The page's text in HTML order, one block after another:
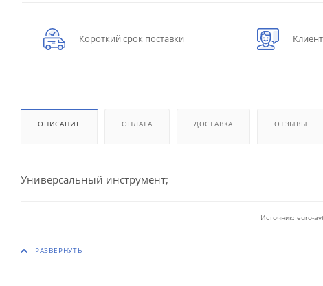
Короткий срок поставки
ОПИСАНИЕ ОПЛАТА ДОСТАВКА ОТЗЫВЫ
Универсальный инструмент;
Источник: euro-